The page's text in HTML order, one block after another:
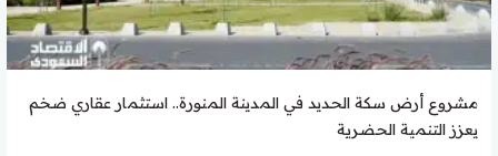
مشروع أرض سكة الحديد في المدينة المنورة.. استثمار عقاري ضخم
يعزز التنمية الحضرية